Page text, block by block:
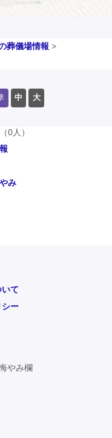
葬儀場情報 >
中 大
（0人）
み
て
シー
やみ欄